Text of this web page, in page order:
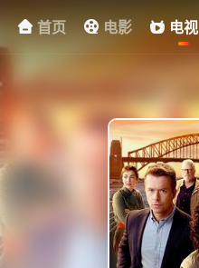
首页 电影 电视